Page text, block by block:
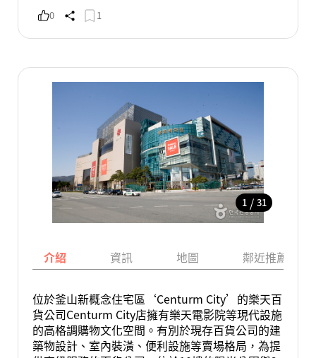
0 1
1 / 31
介紹 資訊 地圖 鄰近推薦景點
位於釜山新概念住宅區‘Centurm City’的樂天百
貨公司Centurm City店擁有樂天電影院等現代設施
的高格調購物文化空間。有別於現存百貨公司的建
築物設計、室內裝潢、便利設施等賣場格局，為提